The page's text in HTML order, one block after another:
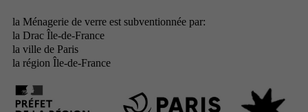
la Ménagerie de verre est subventionnée par:
la Drac Île-de-France
la ville de Paris
la région Île-de-France